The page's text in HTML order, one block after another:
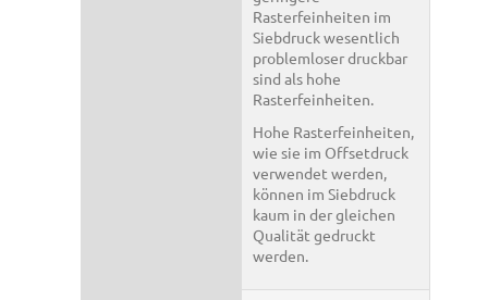
Rasterfeinheiten im
Siebdruck wesentlich
problemloser druckbar
sind als hohe
Rasterfeinheiten.
Hohe Rasterfeinheiten,
wie sie im Offsetdruck
verwendet werden,
können im Siebdruck
kaum in der gleichen
Qualität gedruckt
werden.